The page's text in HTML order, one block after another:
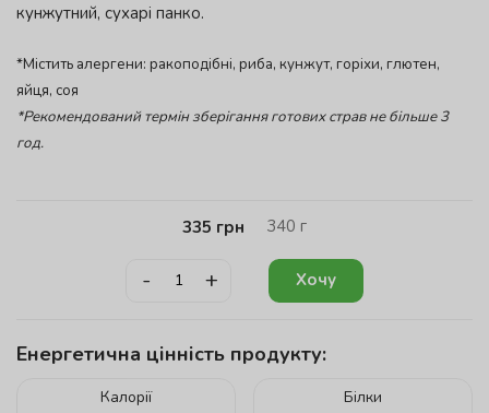
кунжутний, сухарі панко.
*Містить алергени: ракоподібні, риба, кунжут, горіхи, глютен,
яйця, соя
*Рекомендований термін зберігання готових страв не більше 3
год.
335 грн 340 г
- + Хочу
Енергетична цінність продукту:
Калорії
Білки